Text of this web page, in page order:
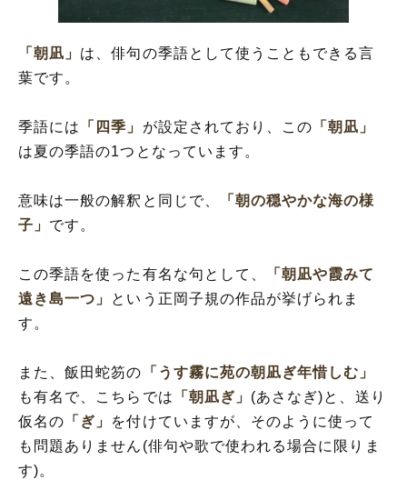
「朝凪」 は、俳句の季語として使うこともできる言
葉です。
季語には 「四季」 が設定されており、この 「朝凪」
は夏の季語の1つとなっています。
意味は一般の解釈と同じで、
「朝の穏やかな海の様
子」 です。
この季語を使った有名な句として、
「朝凪や霞みて
遠き島一つ」 という正岡子規の作品が挙げられま
す。
また、飯田蛇笏の 「うす霧に苑の朝凪ぎ年惜しむ」
も有名で、こちらでは 「朝凪ぎ」 (あさなぎ)と、送り
仮名の 「ぎ」 を付けていますが、そのように使って
も問題ありません(俳句や歌で使われる場合に限りま
す)。